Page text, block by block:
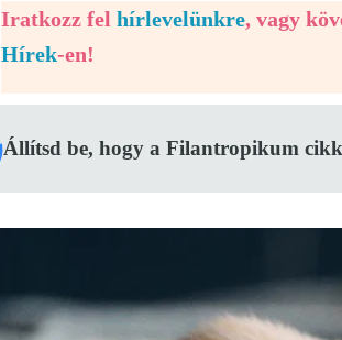
Iratkozz fel hírlevelünkre, vagy
Hírek-en!
Állítsd be, hogy a Filantropikum